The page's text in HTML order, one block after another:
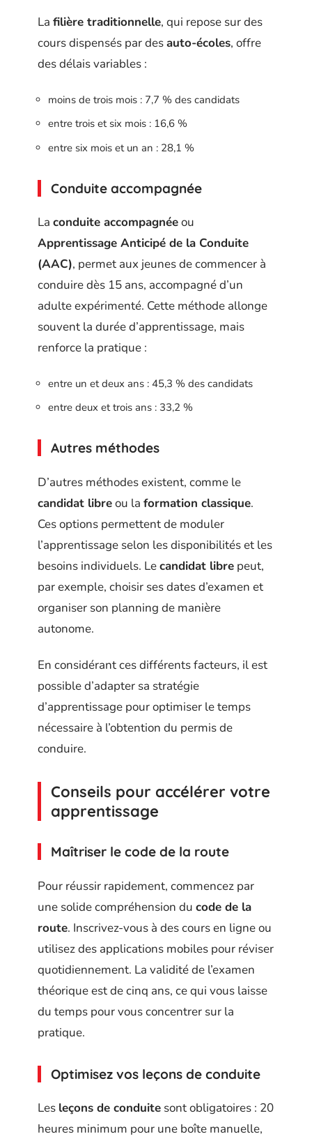
La filière traditionnelle, qui repose sur des
cours dispensés par desauto-écoles, offre
des délais variables :
moins de trois mois : 7,7 % des candidats
entre trois et six mois : 16,6 %
entre six mois et un an : 28,1 %
Conduite accompagnée
La conduite accompagnéeou
Apprentissage Anticipé de la Conduite
(AAC), permet aux jeunes de commencer à
conduire dès 15 ans, accompagné d’un
adulte expérimenté. Cette méthode allonge
souvent la durée d’apprentissage, mais
renforce la pratique :
entre un et deux ans : 45,3 % des candidats
entre deux et trois ans : 33,2 %
Autres méthodes
D’autres méthodes existent, comme le
candidat libreou la formation classique.
Ces options permettent de moduler
l’apprentissage selon les disponibilités et les
besoins individuels. Lecandidat libre peut,
par exemple, choisir ses dates d’examen et
organiser son planning de manière
autonome.
En considérant ces différents facteurs, il est
possible d’adapter sa stratégie
d’apprentissage pour optimiser le temps
nécessaire à l’obtention du permis de
conduire.
Conseils pour accélérer votre
apprentissage
Maîtriser le code de la route
Pour réussir rapidement, commencez par
une solide compréhension du code de la
route. Inscrivez-vous à des cours en ligne ou
utilisez des applications mobiles pour réviser
quotidiennement. La validité de l’examen
théorique est de cinq ans, ce qui vous laisse
du temps pour vous concentrer sur la
pratique.
Optimisez vos leçons de conduite
Les leçons de conduite sont obligatoires : 20
heures minimum pour une boîte manuelle,